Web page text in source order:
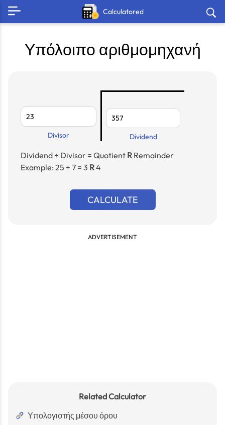
Calculatored
Υπόλοιπο αριθμομηχανή
Divisor Dividend
Dividend ÷ Divisor = Quotient RRemainder
Example: 25 ÷ 7 = 3 R4
CALCULATE
ADVERTISEMENT
Related Calculator
Υπολογιστής μέσου όρου